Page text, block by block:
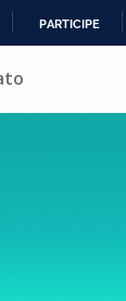
PARTICIPE